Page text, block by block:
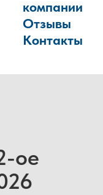
компании
Отзывы
Контакты
ое